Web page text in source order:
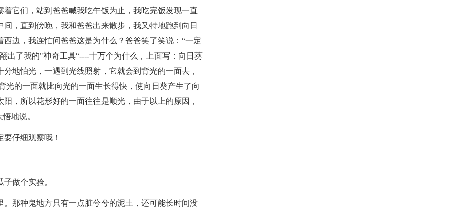
它们，站到爸爸喊我吃午饭为止，我吃完饭发现一直
，直到傍晚，我和爸爸出来散步，我又特地跑到向日
边，我连忙问爸爸这是为什么？爸爸笑了笑说：“一定
出了我的"神奇工具“----十万个为什么，上面写：向日葵
地怕光，一遇到光线照射，它就会到背光的一面去，
光的一面就比向光的一面生长得快，使向日葵产生了向
，所以花形好的一面往往是顺光，由于以上的原因，
地说。
仔细观察哦！
做个实验。
那种鬼地方只有一点脏兮兮的泥土，还可能长时间没